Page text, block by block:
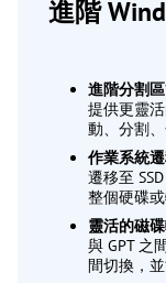
進階
進階分割
提供更靈
動、分割
作業系統
遷移至
整個硬碟
靈活的磁
與 GPT 之
間切換，並